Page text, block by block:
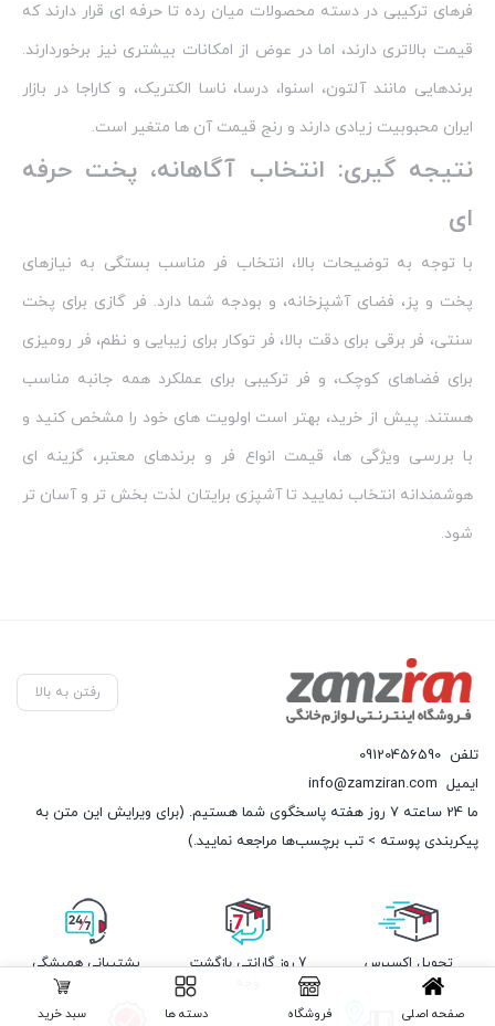
فرهای ترکیبی در دسته محصولات میان‌ رده تا حرفه‌ ای قرار دارند که
قیمت بالاتری دارند، اما در عوض از امکانات بیشتری نیز برخوردارند.
برندهایی مانند آلتون، اسنوا، درسا، ناسا الکتریک، و کاراجا در بازار
ایران محبوبیت زیادی دارند و رنج قیمت آن‌ ها متغیر است.
نتیجه‌ گیری: انتخاب آگاهانه، پخت حرفه‌
ای
با توجه به توضیحات بالا، انتخاب فر مناسب بستگی به نیازهای
پخت و پز، فضای آشپزخانه، و بودجه شما دارد. فر گازی برای پخت
سنتی، فر برقی برای دقت بالا، فر توکار برای زیبایی و نظم، فر رومیزی
برای فضاهای کوچک، و فر ترکیبی برای عملکرد همه‌ جانبه مناسب
هستند. پیش از خرید، بهتر است اولویت‌ های خود را مشخص کنید و
با بررسی ویژگی‌ ها، قیمت انواع فر و برندهای معتبر، گزینه‌ ای
هوشمندانه انتخاب نمایید تا آشپزی برایتان لذت‌ بخش‌ تر و آسان‌ تر
شود.
رفتن به بالا
تلفن 09120456590
ایمیل info@zamziran.com
ما 24 ساعته 7 روز هفته پاسخگوی شما هستیم. (برای ویرایش این متن به
پیکربندی پوسته > تب برچسب‌ها مراجعه نمایید.)
تحویل اکسپرس
7 روز گارانتی بازگشت
پشتیبانی همیشگی
صفحه اصلی فروشگاه دسته ها سبد خرید